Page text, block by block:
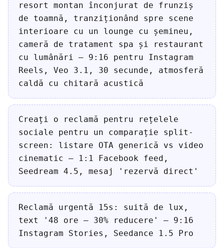
resort montan înconjurat de frunziș
de toamnă, tranziționând spre scene
interioare cu un lounge cu șemineu,
cameră de tratament spa și restaurant
cu lumânări — 9:16 pentru Instagram
Reels, Veo 3.1, 30 secunde, atmosferă
caldă cu chitară acustică
Creați o reclamă pentru rețelele
sociale pentru un comparație split-
screen: listare OTA generică vs video
cinematic — 1:1 Facebook feed,
Seedream 4.5, mesaj 'rezervă direct'
Reclamă urgentă 15s: suită de lux,
text '48 ore — 30% reducere' — 9:16
Instagram Stories, Seedance 1.5 Pro